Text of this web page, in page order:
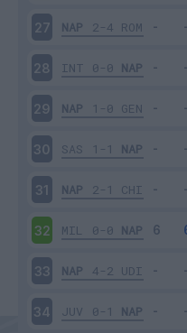
27 NAP 2-4 ROM
28 INT 0-0 NAP
29 NAP 1-0 GEN
30 SAS 1-1 NAP
31 NAP 2-1 CHI
32 MIL 0-0 NAP
33 NAP 4-2 UDI
34 JUV 0-1 NAP